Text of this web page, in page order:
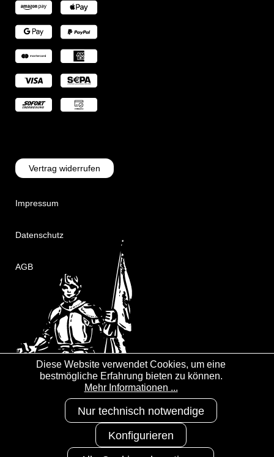
Vertrag widerrufen
Impressum
Datenschutz
AGB
Diese Website verwendet Cookies, um eine
bestmögliche Erfahrung bieten zu können.
Mehr Informationen ...
Nur technisch notwendige
Konfigurieren